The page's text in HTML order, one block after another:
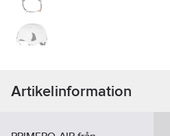
Artikelinformation